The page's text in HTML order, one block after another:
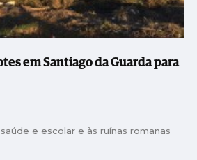
em Santiago da Guarda para
e escolar e às ruínas romanas